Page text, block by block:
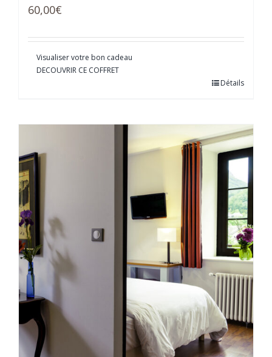
60,00€
Visualiser votre bon cadeau
DECOUVRIR CE COFFRET
Détails